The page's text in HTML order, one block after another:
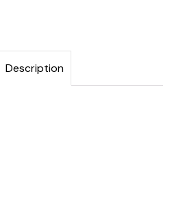
Description